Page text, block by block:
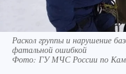
Раскол группы и нарушение
фатальной ошибкой
Фото: ГУ МЧС России по